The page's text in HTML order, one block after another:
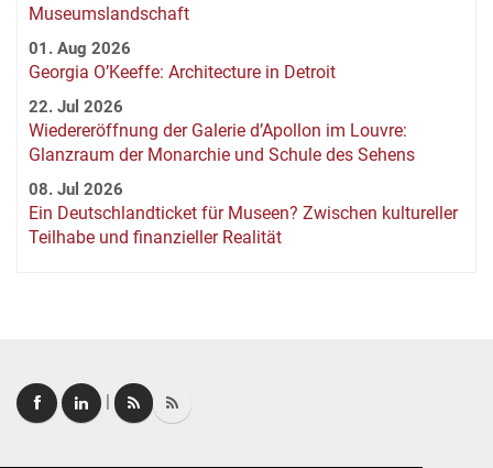
Museumslandschaft
01. Aug 2026
Georgia O’Keeffe: Architecture in Detroit
22. Jul 2026
Wiedereröffnung der Galerie d’Apollon im Louvre:
Glanzraum der Monarchie und Schule des Sehens
08. Jul 2026
Ein Deutschlandticket für Museen? Zwischen kultureller
Teilhabe und finanzieller Realität
|